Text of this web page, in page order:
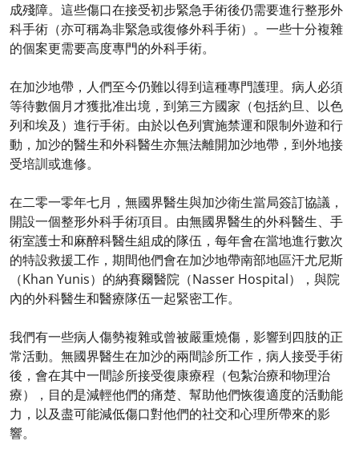
成殘障。這些傷口在接受初步緊急手術後仍需要進行整形外
科手術（亦可稱為非緊急或復修外科手術）。一些十分複雜
的個案更需要高度專門的外科手術。
在加沙地帶，人們至今仍難以得到這種專門護理。病人必須
等待數個月才獲批准出境，到第三方國家（包括約旦、以色
列和埃及）進行手術。由於以色列實施禁運和限制外遊和行
動，加沙的醫生和外科醫生亦無法離開加沙地帶，到外地接
受培訓或進修。
在二零一零年七月，無國界醫生與加沙衛生當局簽訂協議，
開設一個整形外科手術項目。由無國界醫生的外科醫生、手
術室護士和麻醉科醫生組成的隊伍，每年會在當地進行數次
的特設救援工作，期間他們會在加沙地帶南部地區汗尤尼斯
（Khan Yunis）的納賽爾醫院（Nasser Hospital），與院
內的外科醫生和醫療隊伍一起緊密工作。
我們有一些病人傷勢複雜或曾被嚴重燒傷，影響到四肢的正
常活動。無國界醫生在加沙的兩間診所工作，病人接受手術
後，會在其中一間診所接受復康療程（包紮治療和物理治
療），目的是減輕他們的痛楚、幫助他們恢復適度的活動能
力，以及盡可能減低傷口對他們的社交和心理所帶來的影
響。